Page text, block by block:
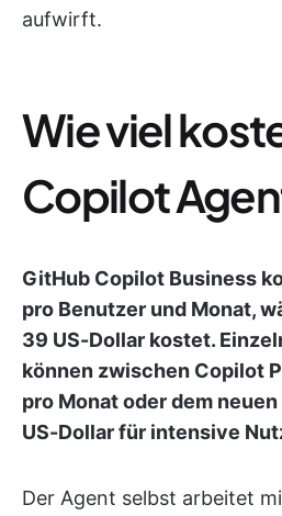
aufwirft.
Wie viel
Copilot
GitHub Copilot Business
pro Benutzer und Monat,
39 US-Dollar kostet.
können zwischen Copilot
pro Monat oder dem
US-Dollar für intensive
Der Agent selbst arbeitet